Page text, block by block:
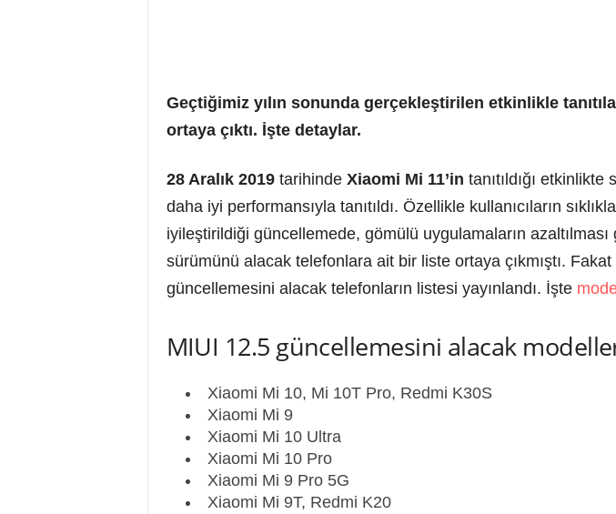
Geçtiğimiz yılın sonunda gerçekleştirilen etkinlikle
ortaya çıktı. İşte detaylar.
28 Aralık 2019tarihinde Xiaomi Mi 11’in tanıtıldığı etkinlikte
daha iyi performansıyla tanıtıldı. Özellikle kullanıcıların
iyileştirildiği güncellemede, gömülü uygulamaların
sürümünü alacak telefonlara ait bir liste ortaya çıkmıştı.
güncellemesini alacak telefonların listesi yayınlandı. İşte
MIUI 12.5 güncellemesini alacak
Xiaomi Mi 10, Mi 10T Pro, Redmi K30S
Xiaomi Mi 9
Xiaomi Mi 10 Ultra
Xiaomi Mi 10 Pro
Xiaomi Mi 9 Pro 5G
Xiaomi Mi 9T, Redmi K20